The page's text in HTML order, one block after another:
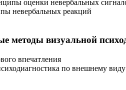
оценки невербальных
невербальных реакций
методы визуальной
впечатления
по внешнему виду